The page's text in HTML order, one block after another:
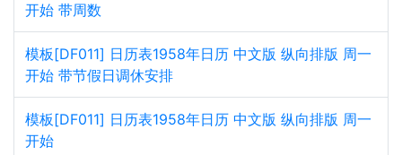
开始 带周数
模板[DF011] 日历表1958年日历 中文版 纵向排版 周一
开始 带节假日调休安排
模板[DF011] 日历表1958年日历 中文版 纵向排版 周一
开始